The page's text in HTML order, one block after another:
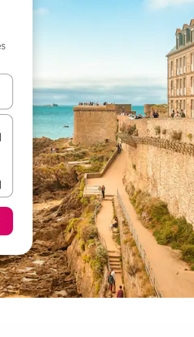
vers le haut et vers le bas pour les parcourir ou